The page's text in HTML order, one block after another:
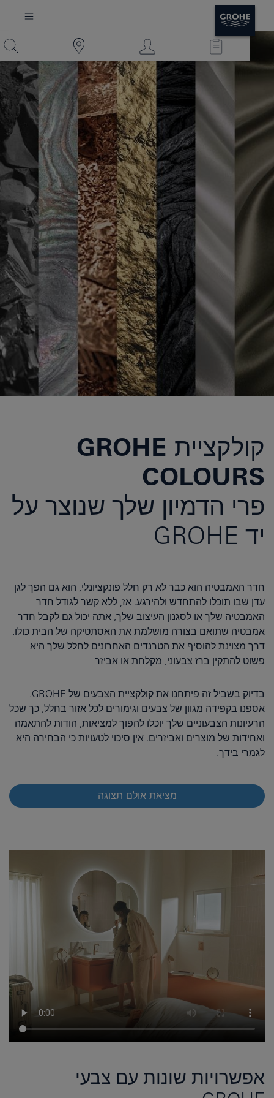
קולקציית GROHE
COLOURS
פרי הדמיון שלך שנוצר על
יד GROHE
חדר האמבטיה הוא כבר לא רק חלל פונקציונלי, הוא גם הפך לגן
עדן שבו תוכלו להתחדש ולהירגע. אז, ללא קשר לגודל חדר
האמבטיה שלך או לסגנון העיצוב שלך, אתה יכול גם לקבל חדר
אמבטיה שתואם בצורה מושלמת את האסתטיקה של הבית כולו.
דרך מצוינת להוסיף את הטרנדים האחרונים לחלל שלך היא
פשוט להתקין ברז צבעוני, מקלחת או אביזר
בדיוק בשביל זה פיתחנו את קולקציית הצבעים של GROHE.
אספנו בקפידה מגוון של צבעים וגימורים לכל אזור בחלל, כך שכל
הרעיונות הצבעוניים שלך יוכלו להפוך למציאות, הודות להתאמה
ואחידות של מוצרים ואביזרים. אין סיכוי לטעויות כי הבחירה היא
לגמרי בידך.
מציאת אולם תצוגה
אפשרויות שונות עם צבעי